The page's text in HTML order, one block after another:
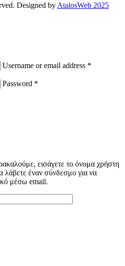
Designed by AtalosWeb 2025
Username or email address *
Password *
εισάγετε το όνομα χρήστη
έναν σύνδεσμο για να
μέσω email.